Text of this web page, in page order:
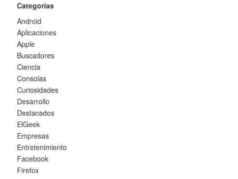
Categorías
Android
Aplicaciones
Apple
Buscadores
Ciencia
Consolas
Curiosidades
Desarrollo
Destacados
ElGeek
Empresas
Entretenimiento
Facebook
Firefox